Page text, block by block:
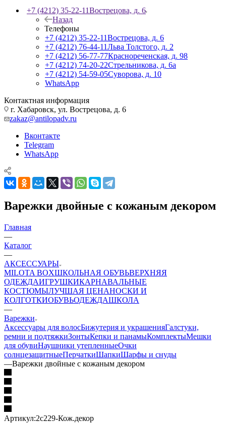
+7 (4212) 35-22-11Вострецова, д. 6
Назад
Телефоны
+7 (4212) 35-22-11Вострецова, д. 6
+7 (4212) 76-44-11Льва Толстого, д. 2
+7 (4212) 56-77-77Краснореченская, д. 98
+7 (4212) 74-20-22Стрельникова, д. 6а
+7 (4212) 54-59-05Суворова, д. 10
WhatsApp
Контактная информация
г. Хабаровск, ул. Вострецова, д. 6
zakaz@antilopadv.ru
Вконтакте
Telegram
WhatsApp
Варежки двойные с кожаным декором
Главная
—
Каталог
—
АКСЕССУАРЫ
MILOTA BOXШКОЛЬНАЯ ОБУВЬВЕРХНЯЯ
ОДЕЖДАИГРУШКИКАРНАВАЛЬНЫЕ
КОСТЮМЫЛУЧШАЯ ЦЕНАНОСКИ И
КОЛГОТКИОБУВЬОДЕЖДАШКОЛА
—
Варежки
Аксессуары для волосБижутерия и украшенияГалстуки,
ремни и подтяжкиЗонтыКепки и панамыКомплектыМешки
для обувиНаушники утепленныеОчки
солнцезащитныеПерчаткиШапкиШарфы и снуды
—Варежки двойные с кожаным декором
Артикул:2с229-Кож.декор